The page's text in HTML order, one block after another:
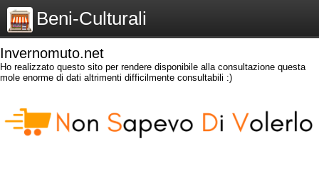
Beni-Culturali
Invernomuto.net
Ho realizzato questo sito per rendere disponibile alla consultazione questa
mole enorme di dati altrimenti difficilmente consultabili :)